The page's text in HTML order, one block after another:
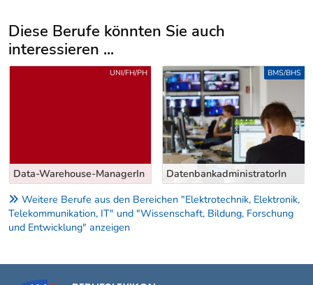
Diese Berufe könnten Sie auch
interessieren ...
Uber weitere Berufsvorschläge
Data-Warehouse-ManagerIn
UNI/FH/PH
DatenbankadministratorIn
BMS/BHS
Weitere Berufe aus den Bereichen "Elektrotechnik, Elektronik,
Telekommunikation, IT" und "Wissenschaft, Bildung, Forschung
und Entwicklung" anzeigen